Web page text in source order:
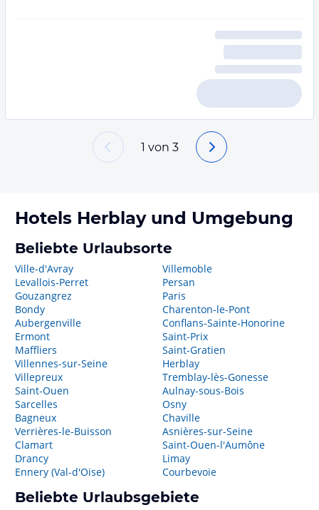
1 von 3
Hotels Herblayund Umgebung
Beliebte Urlaubsorte
Ville-d'Avray
Levallois-Perret
Gouzangrez
Bondy
Aubergenville
Ermont
Maffliers
Villennes-sur-Seine
Villepreux
Saint-Ouen
Sarcelles
Bagneux
Verrières-le-Buisson
Clamart
Drancy
Ennery (Val-d'Oise)
Villemoble
Persan
Paris
Charenton-le-Pont
Conflans-Sainte-Honorine
Saint-Prix
Saint-Gratien
Herblay
Tremblay-lès-Gonesse
Aulnay-sous-Bois
Osny
Chaville
Asnières-sur-Seine
Saint-Ouen-l'Aumône
Limay
Courbevoie
Beliebte Urlaubsgebiete